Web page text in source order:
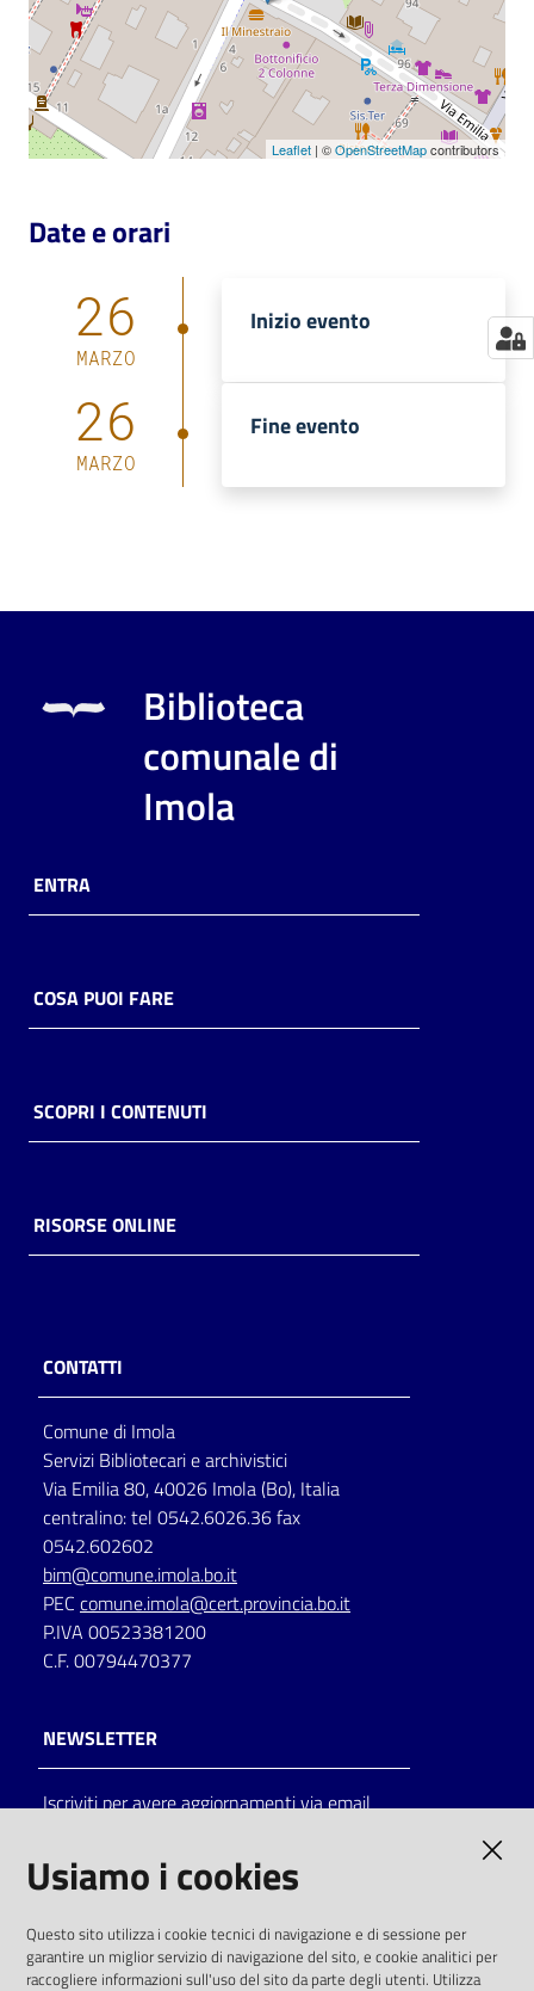
Chiedi al
bibliotecario
Avvisi
Leaflet | ©OpenStreetMapcontributors
Date e orari
26
MARZO
Inizio evento
26
MARZO
Fine evento
Biblioteca
comunale di
Imola
ENTRA
COSA PUOI FARE
SCOPRI I CONTENUTI
RISORSE ONLINE
CONTATTI
Comune di Imola
Servizi Bibliotecari e archivistici
Via Emilia 80, 40026 Imola (Bo), Italia
centralino: tel 0542.6026.36 fax
0542.602602
bim@comune.imola.bo.it
PEC comune.imola@cert.provincia.bo.it
P.IVA 00523381200
C.F. 00794470377
NEWSLETTER
Iscriviti per avere aggiornamenti via email
solo alle condizioni previste dalla direttiva
comunitaria 2003/98/CE e dal d.lgs. 36/2006
Usiamo i cookies
Questo sito utilizza i cookie tecnici di navigazione e di sessione per
garantire un miglior servizio di navigazione del sito, e cookie analitici per
raccogliere informazioni sull'uso del sito da parte degli utenti. Utilizza